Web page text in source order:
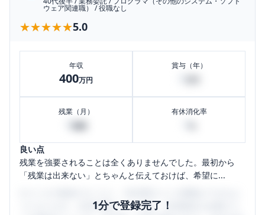
ウェア関連職）/役職なし
★★★★★
★★★★★5.0
年収
400万円
賞与（年）
残業（月） 有休消化率
良い点
残業を強要されることは全くありませんでした。最初から
「残業は出来ない」とちゃんと伝えておけば、希望に...
1分で登録完了！
うになります。SHEHUB(シーハブ)は、女性限定の企業口コ